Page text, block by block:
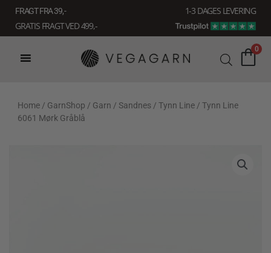
indholdet
FRAGT FRA 39, -
1-3 DAGES LEVERING
GRATIS FRAGT VED 499,-
0
Home / GarnShop / Garn / Sandnes / Tynn Line / Tynn Line
6061 Mørk Gråblå